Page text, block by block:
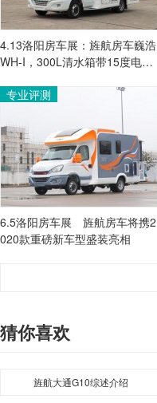
4.13洛阳房车展：旌航房车巍浩
WH-I，300L清水箱带15度电，
专业评测
6.5洛阳房车展　旌航房车将携2
020款重磅新车型盛装亮相
猜你喜欢
旌航大通G10综述介绍